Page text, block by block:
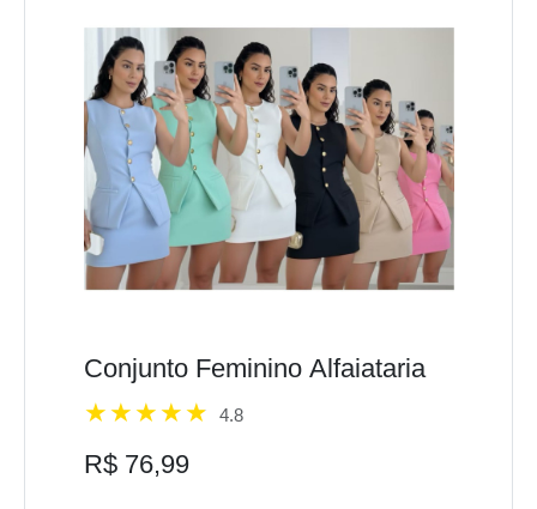
Conjunto Feminino Alfaiataria
4.8
R$ 76,99